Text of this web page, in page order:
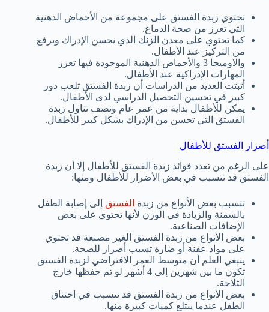
تحتوي زبدة الفستق على مجموعة من الأحماض الدهنية
التي تعزز من صحة الدماغ.
كما تحتوي على معدن الزنك الذي يحسن الإدراك ويرفع
من التركيز عند الأطفال.
والاوميجا 3 والأحماض الدهنية الموجودة فيها تعزز
المهارات الإدراكية عند الأطفال.
أثبتت العديد من الدراسات أن زبدة الفستق تلعب دور
كبير في تحسين التحصيل الدراسي لدى الأطفال.
يمكن للأطفال بداية من عمر عام ونصف تناول زبدة
الفستق التي تحسن من الإدراك بشكل كبير للأطفال.
أضرار الفستق للأطفال
على الرغم من تعدد فوائد زبدة الفستق للأطفال إلا أن زبدة
الفستق قد تتسبب في بعض الأضرار للأطفال ومنها:
تتسبب بعض الأنواع من زبدة الفستق إلى إصابة الطفل
بالسمنة والزيادة في الوزن لأنها تحتوي على بعض
الإضافات الصناعية.
بعض الأنواع من زبدة الفستق الغير مصنعة قد تحتوي
على مواد عفنة أو ضارة تسبب أضرار للصحة.
ينبغي العلم أن متوسط العمر الافتراضي لزبدة الفستق
تكون ما بين شهرين إلى 4 أشهر لو تم حفظها خارج
الثلاجة.
بعض الأنواع من زبدة الفستق قد تتسبب في اختناق
الطفل عندما يبتلع كميات كبيرة منها.